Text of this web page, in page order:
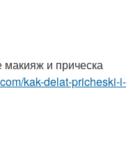
макияж и прическа
kak-delat-pricheski-i-